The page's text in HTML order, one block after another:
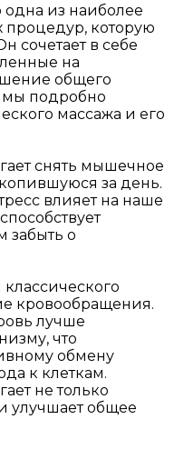
из наиболее
которую
сочетает в себе
на
общего
мы подробно
массажа и его
снять мышечное
за день.
влияет на наше
забыть о
кровообращения.
лучше
что
обмену
к клеткам.
не только
улучшает общее